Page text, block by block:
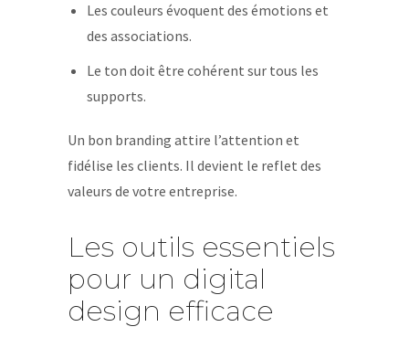
Les couleurs évoquent des émotions et
des associations.
Le ton doit être cohérent sur tous les
supports.
Un bon branding attire l’attention et
fidélise les clients. Il devient le reflet des
valeurs de votre entreprise.
Les outils essentiels
pour un digital
design efficace